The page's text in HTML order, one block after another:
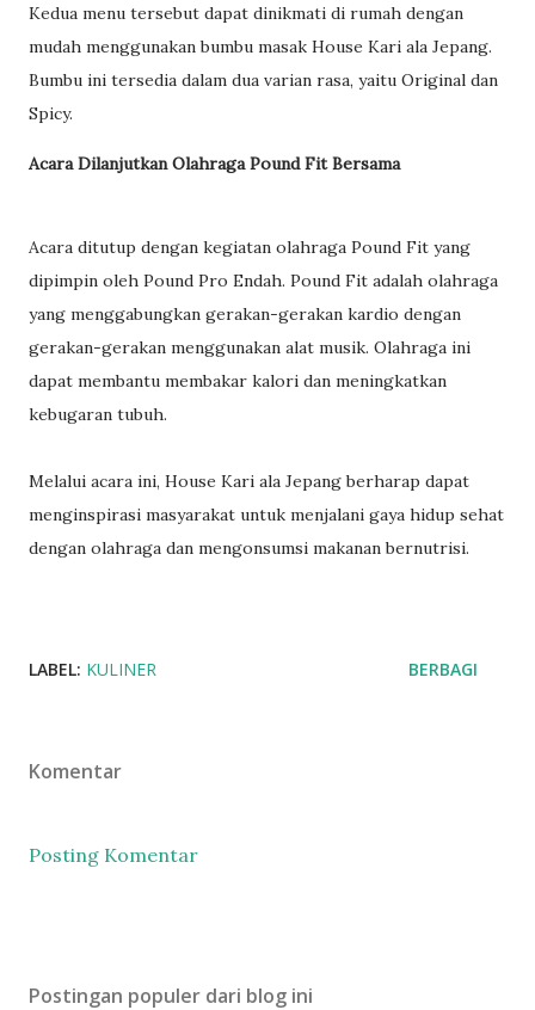
Kedua menu tersebut dapat dinikmati di rumah dengan
mudah menggunakan bumbu masak House Kari ala Jepang.
Bumbu ini tersedia dalam dua varian rasa, yaitu Original dan
Spicy.
Acara Dilanjutkan Olahraga Pound Fit Bersama
Acara ditutup dengan kegiatan olahraga Pound Fit yang
dipimpin oleh Pound Pro Endah. Pound Fit adalah olahraga
yang menggabungkan gerakan-gerakan kardio dengan
gerakan-gerakan menggunakan alat musik. Olahraga ini
dapat membantu membakar kalori dan meningkatkan
kebugaran tubuh.
Melalui acara ini, House Kari ala Jepang berharap dapat
menginspirasi masyarakat untuk menjalani gaya hidup sehat
dengan olahraga dan mengonsumsi makanan bernutrisi.
LABEL: KULINER BERBAGI
Komentar
Posting Komentar
Postingan populer dari blog ini